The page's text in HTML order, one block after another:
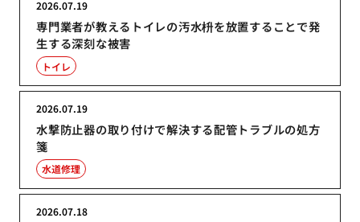
専門業者が教えるトイレの汚水枡を放置することで発
生する深刻な被害
2026.07.19
トイレ
水撃防止器の取り付けで解決する配管トラブルの処方
箋
2026.07.19
水道修理
2026.07.18